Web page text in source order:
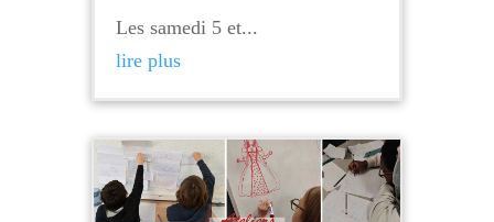
Les samedi 5 et...
lire plus